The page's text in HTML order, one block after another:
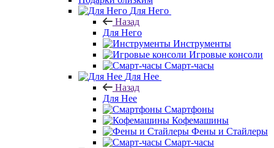
Для Него
Назад
Для Него
Инструменты
Игровые консоли
Смарт-часы
Для Нее
Назад
Для Нее
Смартфоны
Кофемашины
Фены и Стайлеры
Смарт-часы